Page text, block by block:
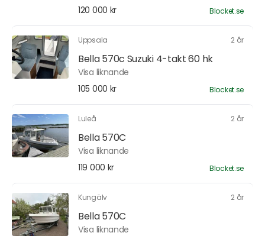
120 000 kr
Blocket.se
Uppsala 2 år
Bella 570c Suzuki 4-takt 60 hk
Visa liknande
105 000 kr
Blocket.se
Luleå 2 år
Bella 570C
Visa liknande
119 000 kr
Blocket.se
Kungälv 2 år
Bella 570C
Visa liknande